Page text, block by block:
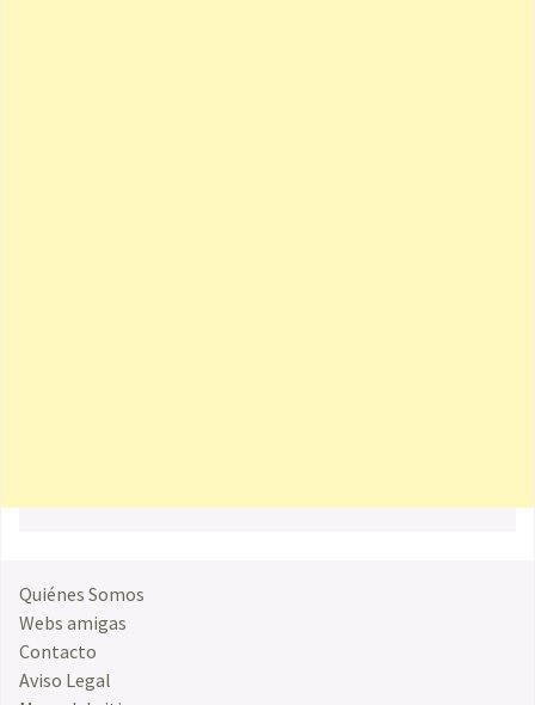
Quiénes Somos
Webs amigas
Contacto
Aviso Legal